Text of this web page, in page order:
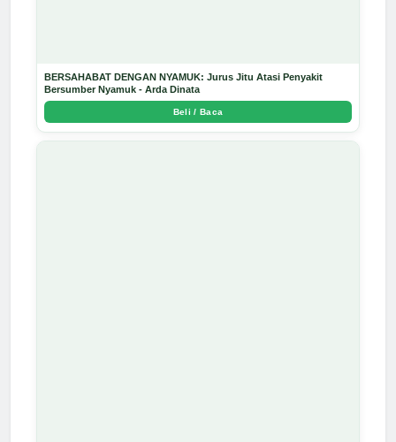
BERSAHABAT DENGAN NYAMUK: Jurus Jitu Atasi Penyakit
Bersumber Nyamuk - Arda Dinata
Beli / Baca